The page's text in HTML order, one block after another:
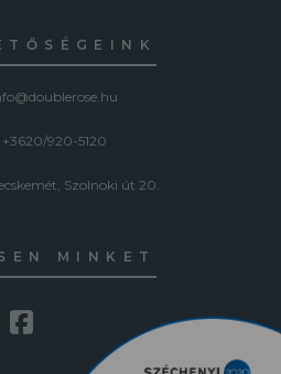
+3620/920-5120
Szolnoki út 20.
MINKET